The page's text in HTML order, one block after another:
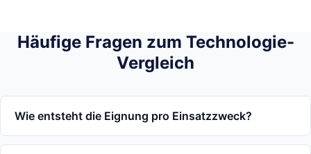
Häufige Fragen zum Technologie-
Vergleich
Wie entsteht die Eignung pro Einsatzzweck?